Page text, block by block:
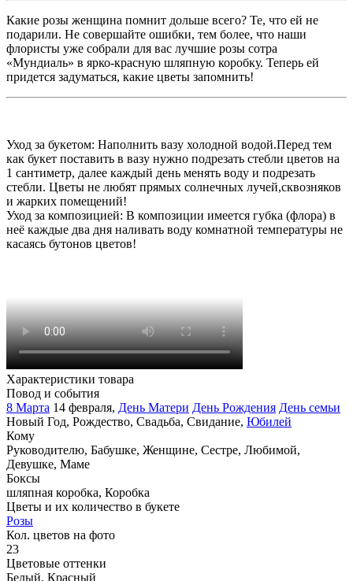
Какие розы женщина помнит дольше всего? Те, что ей не
подарили. Не совершайте ошибки, тем более, что наши
флористы уже собрали для вас лучшие розы сотра
«Мундиаль» в ярко-красную шляпную коробку. Теперь ей
придется задуматься, какие цветы запомнить!
Уход за букетом: Наполнить вазу холодной водой.Перед тем
как букет поставить в вазу нужно подрезать стебли цветов на
1 сантиметр, далее каждый день менять воду и подрезать
стебли. Цветы не любят прямых солнечных лучей,сквозняков
и жарких помещений!
Уход за композицией: В композиции имеется губка (флора) в
неё каждые два дня наливать воду комнатной температуры не
касаясь бутонов цветов!
Характеристики товара
Повод и события
8 Марта 14 февраля, День Матери День Рождения День семьи
Новый Год, Рождество, Свадьба, Свидание, Юбилей
Кому
Руководителю, Бабушке, Женщине, Сестре, Любимой,
Девушке, Маме
Боксы
шляпная коробка, Коробка
Цветы и их количество в букете
Розы
Кол. цветов на фото
23
Цветовые оттенки
Белый, Красный